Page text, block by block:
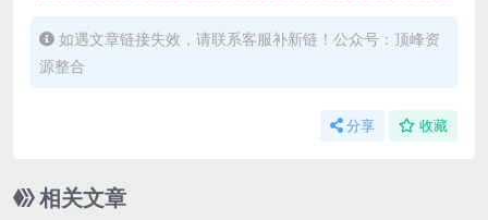
如遇文章链接失效，请联系客服补新链！公众号：顶峰资
源整合
分享 收藏
相关文章